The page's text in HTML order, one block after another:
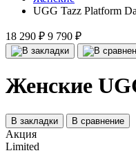
UGG Tazz Platform
18 290 ₽ 9 790 ₽
Женские
В закладки В сравнение
Акция
Limited